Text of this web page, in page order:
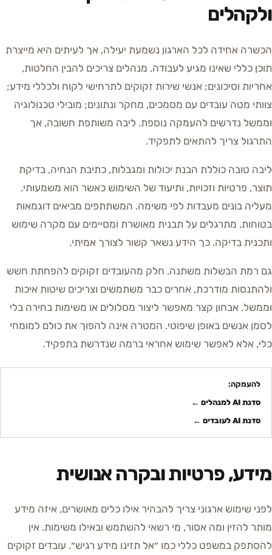
ולקהלים
הכשרה אחידה לכל הארגון נשמעת יעילה, אך לעיתים היא מייצרת
תוכן כללי שאינו מגיע לעבודה. מנהלים צריכים להבין החלטות,
אחריות וסיכונים; אנשי שירות זקוקים לתרחישי לקוח ולכללי מידע;
צוותי מטה עובדים עם מסמכים, מחקר ונתונים; מובילי טכנולוגיה
וממשל נדרשים להעמקה נוספת. ליבה משותפת חשובה, אך
התרגול צריך להתאים לתפקיד.
ליבה טובה כוללת הבנת יכולות ומגבלות, כתיבת הנחיה, בדיקת
תוצר, פרטיות וזכויות, ותיעוד של השימוש כאשר הוא משמעותי.
מעליה בונים מעבדות לפי משימה. המשתתפים מביאים דוגמאות
בטוחות, מתרגלים על תבנית מאושרת ומסיימים עם מקרה שימוש
ותכנית בדיקה. כך הידע נשאר קשור לצורך אמיתי.
גם רמת הבשלות משתנה. חלק מהעובדים זקוקים להפחתת חשש
ולהתנסות מודרכת, אחרים כבר משתמשים וצריכים שיטות איכות
וממשל. אבחון קצר מאפשר ליצור מסלולים או משימות בחירה בלי
לסמן אנשים באופן שיפוטי. המטרה אינה להפוך את כולם למומחי
כלי, אלא לאפשר שימוש אחראי ברמה שנדרשת בתפקיד.
להעמקה:
סדנת AI למנהלים
←
סדנת AI לעובדים
←
מידע, פרטיות ובקרה אנושית
לפני שימוש ארגוני צריך להבהיר אילו כלים מאושרים, איזה מידע
מותר להזין ומה אסור, מי רשאי להשתמש ובאילו משימות. אין
להסתפק במשפט כללי כמו ״אל תזינו מידע רגיש״. עובדים זקוקים